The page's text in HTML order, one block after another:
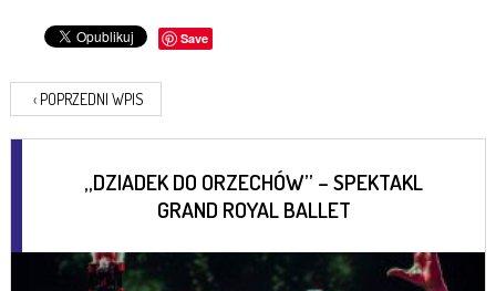
Save
‹ POPRZEDNI WPIS
„DZIADEK DO ORZECHÓW” – SPEKTAKL
GRAND ROYAL BALLET